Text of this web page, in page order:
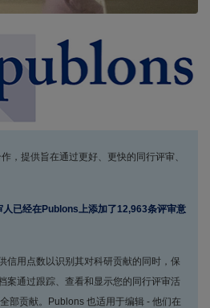
，提供旨在通过更好、更快的同行评审、
已经在Publons上添加了12,963条评审意
信用点数以识别其对科研贡献的同时，保
案通过跟踪、查看和显示您的同行评审活
部贡献。Publons 也适用于编辑 - 他们在